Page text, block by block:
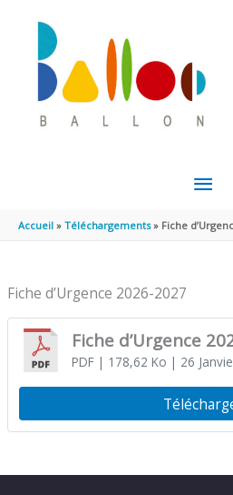
MENU
Accueil Téléchargements Fiche
Fiche d’Urgence 2026-2027
Fiche d’Urgence
PDF| 178,62 Ko | 26